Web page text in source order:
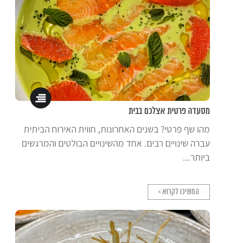
מסעדה פרטית אצלכם בבית
מהו שף פרטי? בשנים האחרונות, חווית האירוח הביתית
עברה שינויים רבים. אחד מהשינויים הבולטים והמרגשים
ביותר...
המשיכו לקרוא >